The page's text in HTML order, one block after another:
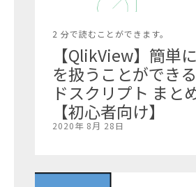
2 分で読むことができます。
【QlikView】簡単
を扱うことができ
ドスクリプト まと
【初心者向け】
2020年 8月 28日